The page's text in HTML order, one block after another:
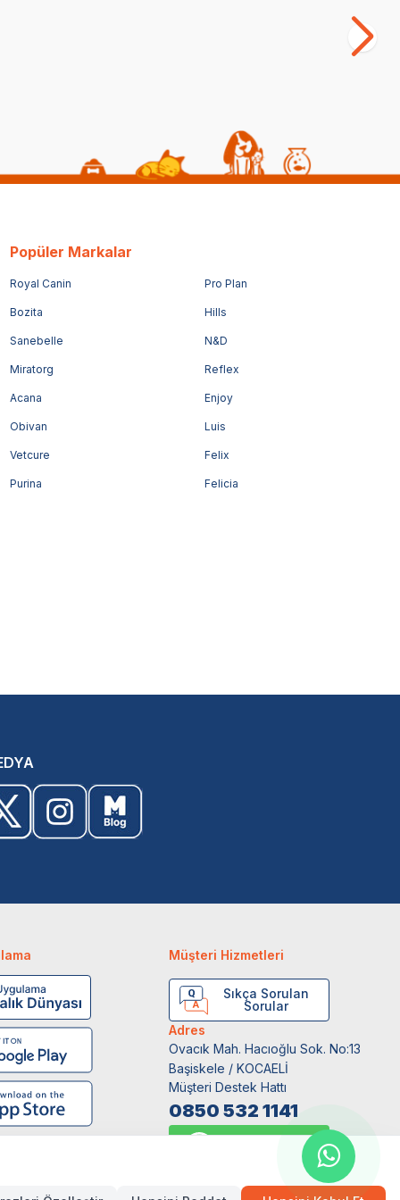
Popüler Markalar
Royal Canin Pro Plan
Bozita Hills
Sanebelle N&D
Miratorg Reflex
Acana Enjoy
Obivan Luis
Vetcure Felix
Purina Felicia
Müşteri Hizmetleri
Sıkça Sorulan
Sorular
Adres
Ovacık Mah. Hacıoğlu Sok. No:13
Başiskele / KOCAELİ
Müşteri Destek Hattı
0850 532 1141
WhatsApp Destek
0554 871 66 20